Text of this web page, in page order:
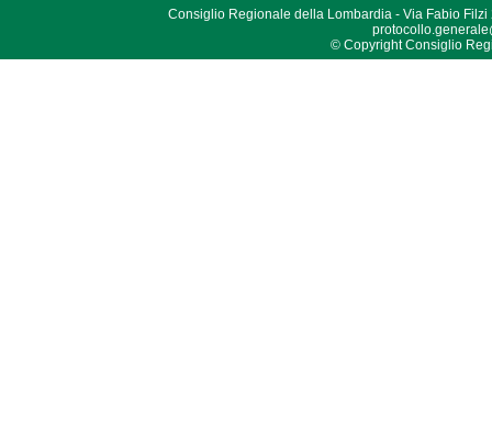
Consiglio Regionale della Lombardia - Via Fabio Filzi
© Copyright Consiglio